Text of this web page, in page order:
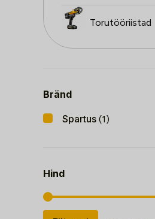
Torutööriistad
Bränd
Spartus (1)
Hind
Minimaalne
Maksimaalne